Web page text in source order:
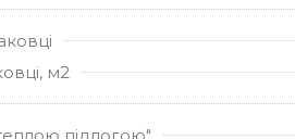
м2